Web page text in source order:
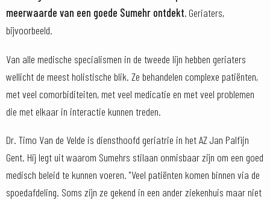
meerwaarde van een goede Sumehr ontdekt. Geriaters,
bijvoorbeeld.
Van alle medische specialismen in de tweede lijn hebben geriaters
wellicht de meest holistische blik. Ze behandelen complexe patiënten,
met veel comorbiditeiten, met veel medicatie en met veel problemen
die met elkaar in interactie kunnen treden.
Dr. Timo Van de Velde is diensthoofd geriatrie in het AZ Jan Palfijn
Gent. Hij legt uit waarom Sumehrs stilaan onmisbaar zijn om een goed
medisch beleid te kunnen voeren. "Veel patiënten komen binnen via de
spoedafdeling. Soms zijn ze gekend in een ander ziekenhuis maar niet